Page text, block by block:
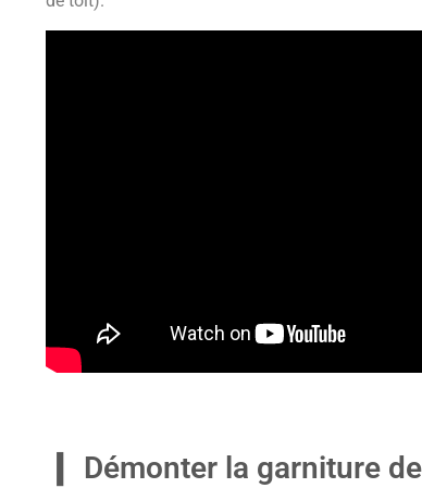
Démonter la garniture